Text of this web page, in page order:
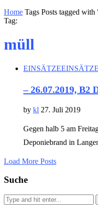
Home Tags Posts tagged
Tag:
müll
EINSÄTZE
– 26.07.2019, B2
by kl 27. Juli 2019
Gegen halb 5 am
Deponiebrand in
Load More Posts
Suche